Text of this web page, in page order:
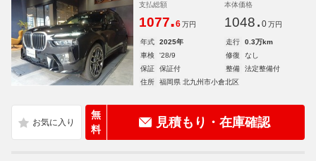
支払総額
1077.6 万円
本体価格
1048. 0 万円
年式 2025年 走行
0.3万km
車検
'28/9 修復
なし
保証
保証付 整備
法定整備付
住所
福岡県 北九州市小倉北区
無
料
見積もり・在庫確認